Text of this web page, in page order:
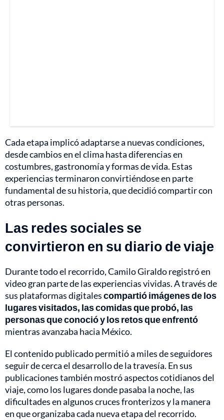
Cada etapa implicó adaptarse a nuevas condiciones,
desde cambios en el clima hasta diferencias en
costumbres, gastronomía y formas de vida. Estas
experiencias terminaron convirtiéndose en parte
fundamental de su historia, que decidió compartir con
otras personas.
Las redes sociales se
convirtieron en su diario de viaje
Durante todo el recorrido, Camilo Giraldo registró en
video gran parte de las experiencias vividas. A través de
sus plataformas digitalescompartió imágenes de los
lugares visitados, las comidas que probó, las
personas que conoció y los retos que enfrentó
mientras avanzaba hacia México.
El contenido publicado permitió a miles de seguidores
seguir de cerca el desarrollo de la travesía. En sus
publicaciones también mostró aspectos cotidianos del
viaje, como los lugares donde pasaba la noche, las
dificultades en algunos cruces fronterizos y la manera
en que organizaba cada nueva etapa del recorrido.